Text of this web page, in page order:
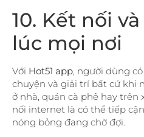
10. Kết nối
lúc mọi nơi
Với Hot51 app, người dùng
chuyện và giải trí bất cứ khi
ở nhà, quán cà phê hay trên
nối internet là có thể tiếp
nóng bỏng đang chờ đợi.